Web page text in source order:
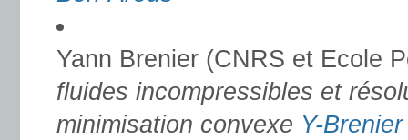
Yann Brenier (CNRS et Ecole
fluides incompressibles et
minimisation convexe Y-Brenier